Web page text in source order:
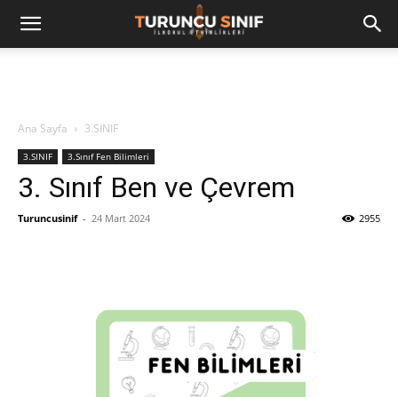
Ana Sayfa 3.SINIF
3.SINIF 3.Sınıf Fen Bilimleri
3. Sınıf Ben ve Çevrem
Turuncusinif - 24 Mart 2024 2955